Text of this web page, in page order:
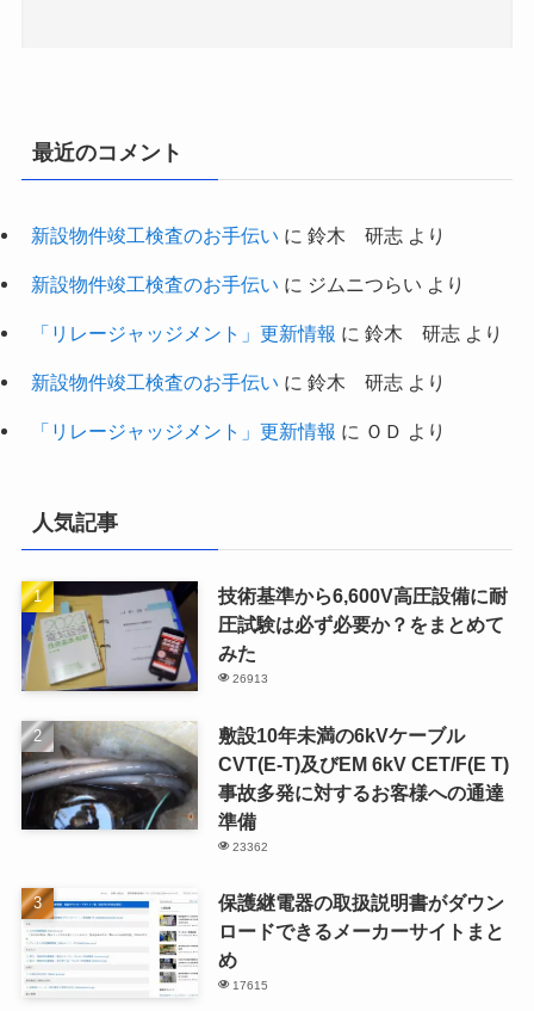
最近のコメント
新設物件竣工検査のお手伝い に 鈴木 研志より
新設物件竣工検査のお手伝い に ジムニつらい より
「リレージャッジメント」更新情報 に 鈴木 研志より
新設物件竣工検査のお手伝い に 鈴木 研志より
「リレージャッジメント」更新情報 に ＯＤ より
人気記事
技術基準から6,600V高圧設備に耐
圧試験は必ず必要か？をまとめて
みた
26913
敷設10年未満の6kVケーブル
CVT(E-T)及びEM 6kV CET/F(E T)
事故多発に対するお客様への通達
準備
23362
保護継電器の取扱説明書がダウン
ロードできるメーカーサイトまと
め
17615